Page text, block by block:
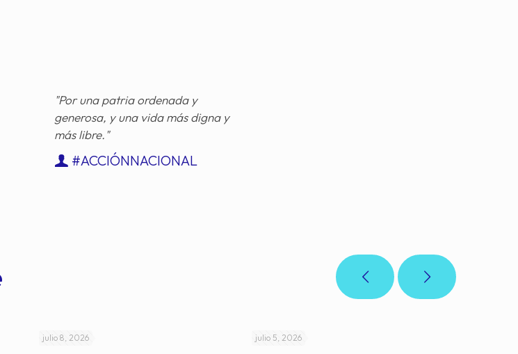
"Por una patria ordenada y
generosa, y una vida más digna y
más libre."
#ACCIÓNNACIONAL
julio 8, 2026 julio 5, 2026